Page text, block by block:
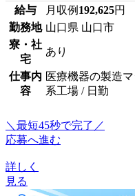
給与 月収例 192,625円
勤務地 山口県 山口市
寮・社
宅
あり
仕事内
容
医療機器の製造
系工場 / 日勤
＼最短45秒で完了／
応募へ進む
詳しく
見る